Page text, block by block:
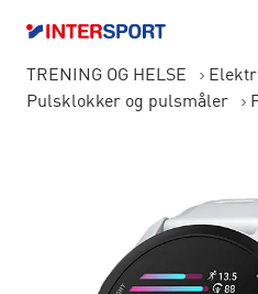
TRENING OG HELSE
Pulsklokker og pulsmåler